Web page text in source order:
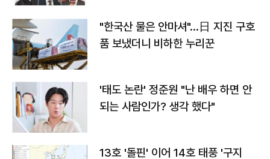
"한국산 물은 안마셔"…日 지진 구호
품 보냈더니 비하한 누리꾼
'태도 논란' 정준원 "난 배우 하면 안
되는 사람인가? 생각 했다"
13호 '돌핀' 이어 14호 태풍 '구지